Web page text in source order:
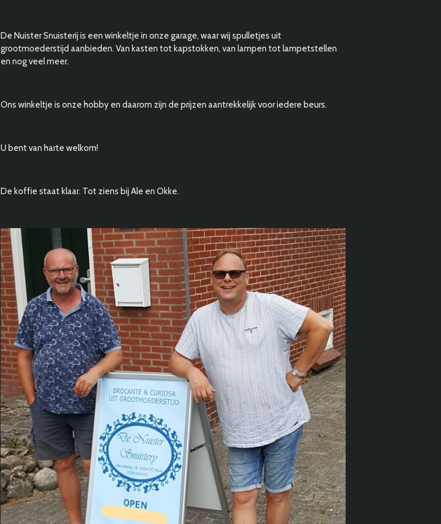
De Nuister Snuisterij is een winkeltje in onze garage, waar wij spulletjes uit
grootmoederstijd aanbieden. Van kasten tot kapstokken, van lampen tot lampetstellen
en nog veel meer.
Ons winkeltje is onze hobby en daarom zijn de prijzen aantrekkelijk voor iedere beurs.
U bent van harte welkom!
De koffie staat klaar. Tot ziens bij Ale en Okke.